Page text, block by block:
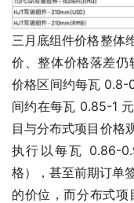
三月底组件价格整体
价、整体价格落差仍
价格区间约每瓦 0.8-
间约在每瓦 0.85-1
目与分布式项目价格
执行以每瓦 0.86-
格），甚至前期订单
的价位，而分布式